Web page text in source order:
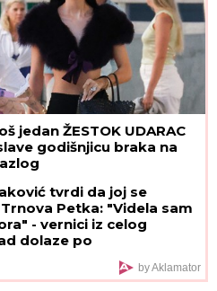
jedan ŽESTOK UDARAC
godišnjicu braka na
tvrdi da joj se
Trnova Petka: "Videla sam
- vernici iz celog
dolaze po
by Aklamator